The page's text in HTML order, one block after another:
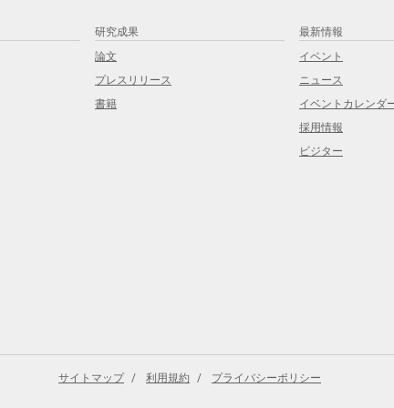
研究成果
論文
プレスリリース
書籍
最新情報
イベント
ニュース
イベントカレンダ
採用情報
ビジター
サイトマップ 利用規約 プライバシーポリシー